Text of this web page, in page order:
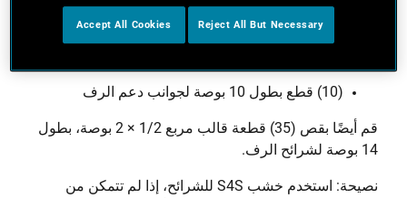
(10) قطع بطول 10 بوصة لجوانب دعم الرف
قم أيضًا بقص (35) قطعة قالب مربع 1/2 × 2 بوصة، بطول
14 بوصة لشرائح الرف.
نصيحة: استخدم خشب S4S للشرائح، إذا لم تتمكن من
Reject All But Necessary
Accept All Cookies